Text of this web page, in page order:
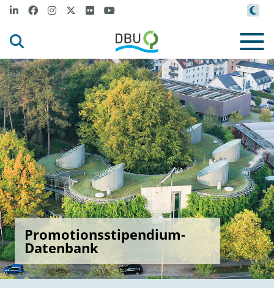
Promotionsstipendium-
Datenbank